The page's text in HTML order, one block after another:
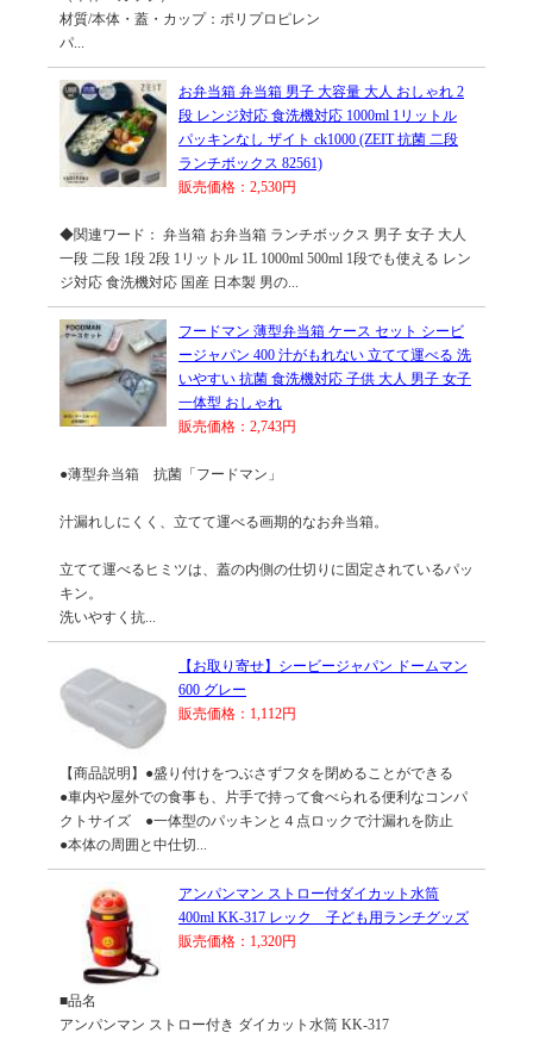
材質/本体・蓋・カップ：ポリプロピレン
パ...
お弁当箱 弁当箱 男子 大容量 大人 おしゃれ 2
段 レンジ対応 食洗機対応 1000ml 1リットル
パッキンなし ザイト ck1000 (ZEIT 抗菌 二段
ランチボックス 82561)
販売価格：2,530円
◆関連ワード： 弁当箱 お弁当箱 ランチボックス 男子 女子 大人
一段 二段 1段 2段 1リットル 1L 1000ml 500ml 1段でも使える レン
ジ対応 食洗機対応 国産 日本製 男の...
フードマン 薄型弁当箱 ケース セット シービ
ージャパン 400 汁がもれない 立てて運べる 洗
いやすい 抗菌 食洗機対応 子供 大人 男子 女子
一体型 おしゃれ
販売価格：2,743円
●薄型弁当箱 抗菌「フードマン」
汁漏れしにくく、立てて運べる画期的なお弁当箱。
立てて運べるヒミツは、蓋の内側の仕切りに固定されているパッ
キン。
洗いやすく抗...
【お取り寄せ】シービージャパン ドームマン
600 グレー
販売価格：1,112円
【商品説明】●盛り付けをつぶさずフタを閉めることができる
●車内や屋外での食事も、片手で持って食べられる便利なコンパ
クトサイズ ●一体型のパッキンと４点ロックで汁漏れを防止
●本体の周囲と中仕切...
アンパンマン ストロー付ダイカット水筒
400ml KK-317 レック 子ども用ランチグッズ
販売価格：1,320円
■品名
アンパンマン ストロー付き ダイカット水筒 KK-317